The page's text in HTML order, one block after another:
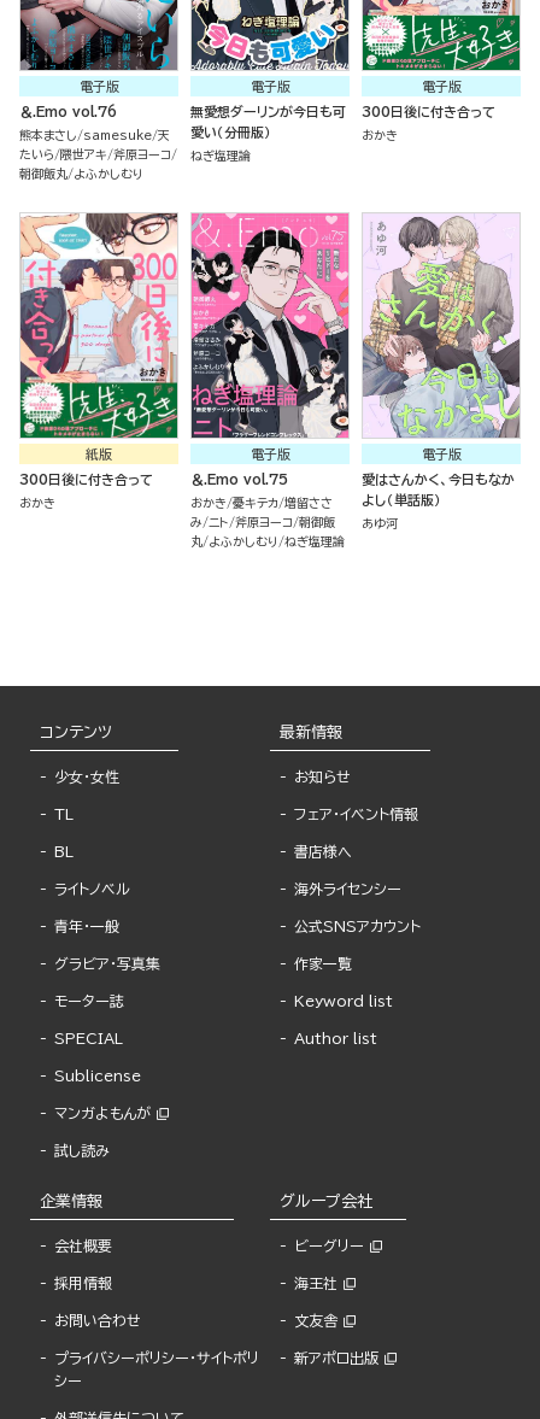
電子版
＆.Emo vol.76
熊本まさし samesuke 天
たいら
隈世アキ 斧原ヨーコ
朝御飯丸 よふかしむり
電子版
無愛想ダーリンが今日も可
愛い（分冊版）
ねぎ塩理論
電子版
300日後に付き合って
おかき
紙版
300日後に付き合って
おかき
電子版
＆.Emo vol.75
おかき 憂キテカ 増留ささ
み
ニト 斧原ヨーコ 朝御飯
丸
よふかしむり ねぎ塩理論
電子版
愛はさんかく、今日もなか
よし（単話版）
あゆ河
コンテンツ
少女・女性
TL
BL
ライトノベル
青年・一般
グラビア・写真集
モーター誌
SPECIAL
Sublicense
マンガよもんが
試し読み
最新情報
お知らせ
フェア・イベント情報
書店様へ
海外ライセンシー
公式SNSアカウント
作家一覧
Keyword list
Author list
企業情報
会社概要
採用情報
お問い合わせ
プライバシーポリシー・サイトポリ
シー
グループ会社
ビーグリー
海王社
文友舎
新アポロ出版